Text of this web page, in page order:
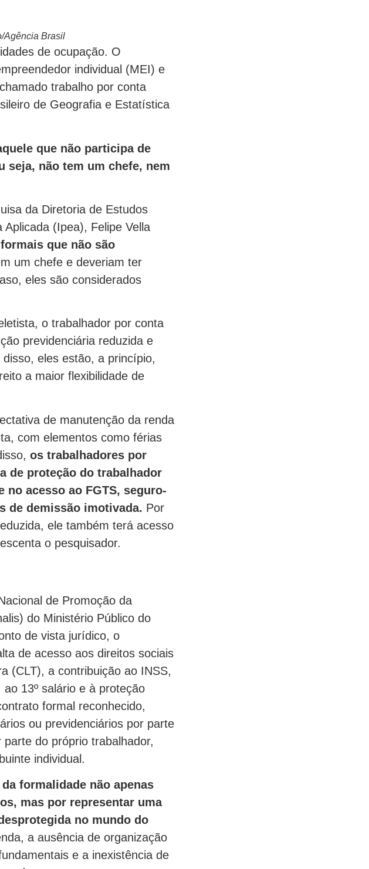
Agência Brasil
de ocupação. O
individual (MEI) e
trabalho por conta
de Geografia e Estatística
que não participa de
seja, não tem um chefe, nem
da Diretoria de Estudos
(Ipea), Felipe Vella
que não são
um chefe e deveriam ter
eles são considerados
o trabalhador por conta
previdenciária reduzida e
eles estão, a princípio,
a maior flexibilidade de
de manutenção da renda
com elementos como férias
os trabalhadores por
de proteção do trabalhador
no acesso ao FGTS, seguro-
de demissão imotivada. Por
ele também terá acesso
o pesquisador.
de Promoção da
do Ministério Público do
de vista jurídico, o
de acesso aos direitos sociais
(CLT), a contribuição ao INSS,
13º salário e à proteção
formal reconhecido,
ou previdenciários por parte
do próprio trabalhador,
individual.
formalidade não apenas
mas por representar uma
no mundo do
a ausência de organização
e a inexistência de